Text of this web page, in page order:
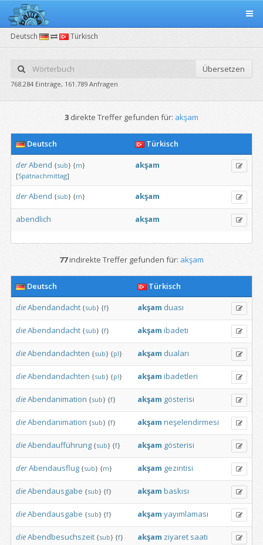
Deutsch Türkisch
Übersetzen
768.284 Einträge, 161.789 Anfragen
3direkte Treffer gefunden für: akşam
Deutsch
Türkisch
derAbend {sub} {m}
[Spätnachmittag]
akşam
derAbend {sub} {m} akşam
abendlich akşam
77indirekte Treffer gefunden für: akşam
Deutsch
Türkisch
dieAbendandacht {sub} {f} akşam duası
dieAbendandacht {sub} {f} akşam ibadeti
dieAbendandachten {sub} {pl} akşam duaları
dieAbendandachten {sub} {pl} akşam ibadetleri
dieAbendanimation {sub} {f} akşam gösterisi
dieAbendanimation {sub} {f} akşam neşelendirmesi
dieAbendaufführung {sub} {f} akşam gösterisi
derAbendausflug {sub} {m} akşam gezintisi
dieAbendausgabe {sub} {f} akşam baskısı
dieAbendausgabe {sub} {f} akşam yayımlaması
dieAbendbesuchszeit {sub} {f} akşam ziyaret saati